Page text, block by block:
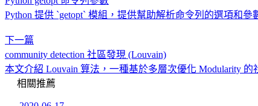
Python 提供 `getopt` 模組，提供幫助解析命令列的選項和
下一篇
community detection 社區發現 (Louvain)
本文介紹 Louvain 算法，一種基於多層次優化 Modularity
相關推薦